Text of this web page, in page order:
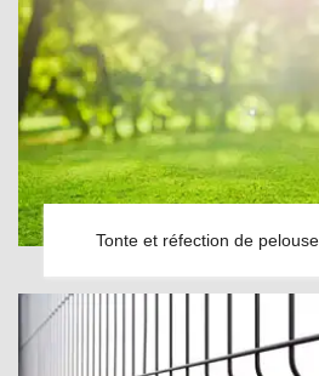
Tonte et réfection de